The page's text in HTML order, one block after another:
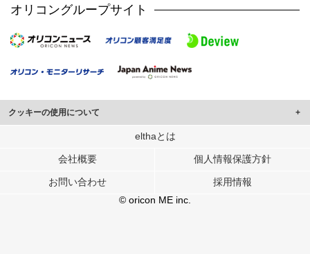
オリコングループサイト
クッキーの使用について
このサイトでは Cookie を使用して、ユーザーに合わせたコンテンツや広告の
行っています。
メディアや広告配信、データ解析の各パートナーに提供しています。
各パートナーは、この情報とユーザーが各パートナーに提供した他の情報や、
ユーザーが各パートナーのサービスを使用したときに収集した他の情報を組み
elthaとは
会社概要 個人情報保護方針
お問い合わせ
採用情報
© oricon ME inc.